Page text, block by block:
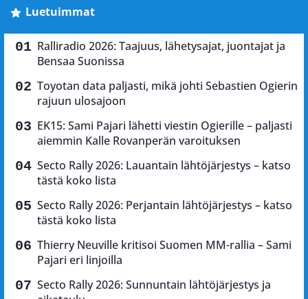
Luetuimmat
Ralliradio 2026: Taajuus, lähetysajat, juontajat ja
Bensaa Suonissa
Toyotan data paljasti, mikä johti Sebastien Ogierin
rajuun ulosajoon
EK15: Sami Pajari lähetti viestin Ogierille – paljasti
aiemmin Kalle Rovanperän varoituksen
Secto Rally 2026: Lauantain lähtöjärjestys – katso
tästä koko lista
Secto Rally 2026: Perjantain lähtöjärjestys – katso
tästä koko lista
Thierry Neuville kritisoi Suomen MM-rallia – Sami
Pajari eri linjoilla
Secto Rally 2026: Sunnuntain lähtöjärjestys ja